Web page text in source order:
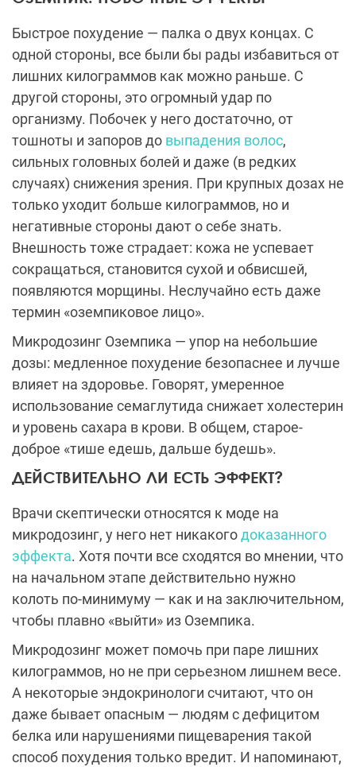
Быстрое похудение — палка о двух концах. С
одной стороны, все были бы рады избавиться от
лишних килограммов как можно раньше. С
другой стороны, это огромный удар по
организму. Побочек у него достаточно, от
тошноты и запоров до выпадения волос,
сильных головных болей и даже (в редких
случаях) снижения зрения. При крупных дозах не
только уходит больше килограммов, но и
негативные стороны дают о себе знать.
Внешность тоже страдает: кожа не успевает
сокращаться, становится сухой и обвисшей,
появляются морщины. Неслучайно есть даже
термин «оземпиковое лицо».
Микродозинг Оземпика — упор на небольшие
дозы: медленное похудение безопаснее и лучше
влияет на здоровье. Говорят, умеренное
использование семаглутида снижает холестерин
и уровень сахара в крови. В общем, старое-
доброе «тише едешь, дальше будешь».
ДЕЙСТВИТЕЛЬНО ЛИ ЕСТЬ ЭФФЕКТ?
Врачи скептически относятся к моде на
микродозинг, у него нет никакогодоказанного
эффекта. Хотя почти все сходятся во мнении, что
на начальном этапе действительно нужно
колоть по-минимуму — как и на заключительном,
чтобы плавно «выйти» из Оземпика.
Микродозинг может помочь при паре лишних
килограммов, но не при серьезном лишнем весе.
А некоторые эндокринологи считают, что он
даже бывает опасным — людям с дефицитом
белка или нарушениями пищеварения такой
способ похудения только вредит. И напоминают,